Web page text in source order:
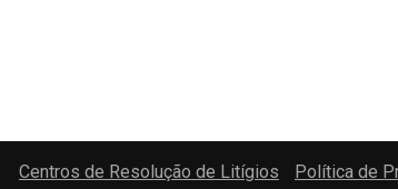
Centros de Resolução de Litígios Política de